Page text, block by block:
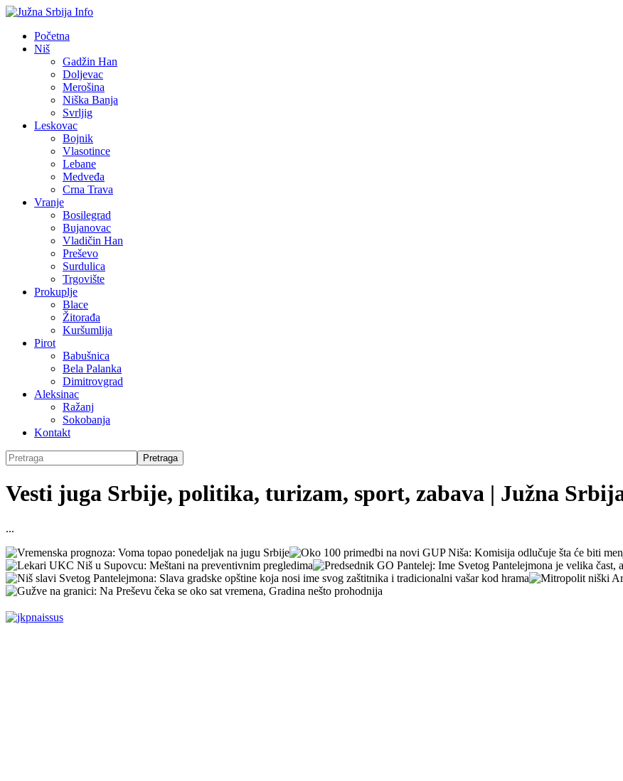
Početna
Niš
Gadžin Han
Doljevac
Merošina
Niška Banja
Svrljig
Leskovac
Bojnik
Vlasotince
Lebane
Medveđa
Crna Trava
Vranje
Bosilegrad
Bujanovac
Vladičin Han
Preševo
Surdulica
Trgovište
Prokuplje
Blace
Žitorađa
Kuršumlija
Pirot
Babušnica
Bela Palanka
Dimitrovgrad
Aleksinac
Ražanj
Sokobanja
Kontakt
Vesti juga Srbije, politika, turizam, sport, zabava | Južna
...